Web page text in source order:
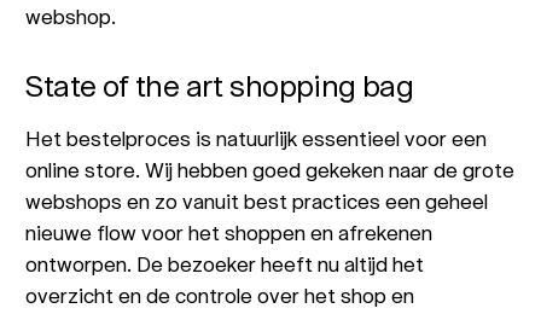
webshop.
State of the art shopping bag
Het bestelproces is natuurlijk essentieel voor een
online store. Wij hebben goed gekeken naar de grote
webshops en zo vanuit best practices een geheel
nieuwe flow voor het shoppen en afrekenen
ontworpen. De bezoeker heeft nu altijd het
overzicht en de controle over het shop en